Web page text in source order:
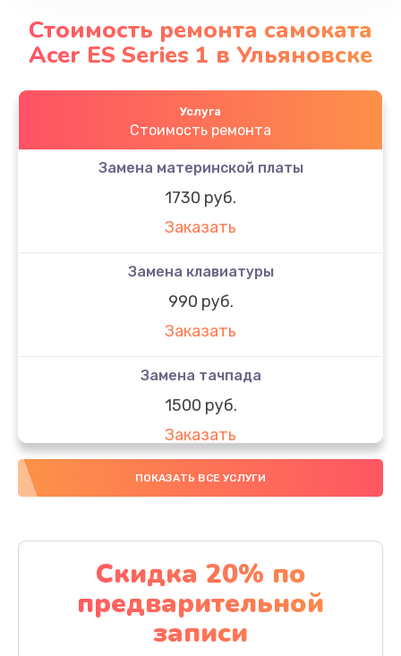
Стоимость ремонта самоката
Acer ES Series 1 в Ульяновске
Услуга
Стоимость ремонта
Замена материнской платы
1730 руб.
Заказать
Замена клавиатуры
990 руб.
Заказать
Замена тачпада
1500 руб.
Заказать
Замена южного моста
Заказать
Чистка от пыли
1060 руб.
Заказать
ПОКАЗАТЬ ВСЕ УСЛУГИ
Скидка 20% по
предварительной
записи